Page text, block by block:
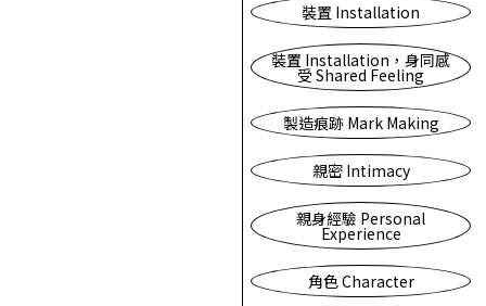
裝置 Installation
裝置 Installation，身同感
受 Shared Feeling
製造痕跡 Mark Making
親密 Intimacy
親身經驗 Personal
Experience
角色 Character